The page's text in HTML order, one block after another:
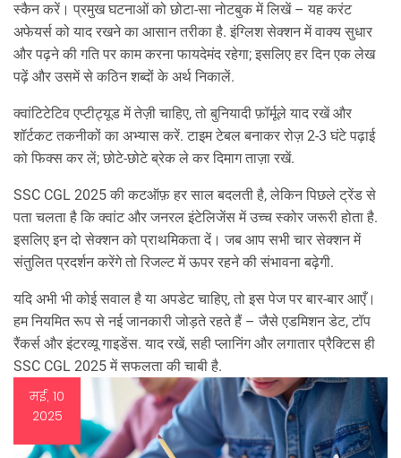
स्कैन करें। प्रमुख घटनाओं को छोटा-सा नोटबुक में लिखें – यह करंट
अफेयर्स को याद रखने का आसान तरीका है. इंग्लिश सेक्शन में वाक्य सुधार
और पढ़ने की गति पर काम करना फायदेमंद रहेगा; इसलिए हर दिन एक लेख
पढ़ें और उसमें से कठिन शब्दों के अर्थ निकालें.
क्वांटिटेटिव एप्टीट्यूड में तेज़ी चाहिए, तो बुनियादी फ़ॉर्मूले याद रखें और
शॉर्टकट तकनीकों का अभ्यास करें. टाइम टेबल बनाकर रोज़ 2‑3 घंटे पढ़ाई
को फिक्स कर लें; छोटे-छोटे ब्रेक ले कर दिमाग ताज़ा रखें.
SSC CGL 2025 की कटऑफ़ हर साल बदलती है, लेकिन पिछले ट्रेंड से
पता चलता है कि क्वांट और जनरल इंटेलिजेंस में उच्च स्कोर जरूरी होता है.
इसलिए इन दो सेक्शन को प्राथमिकता दें। जब आप सभी चार सेक्शन में
संतुलित प्रदर्शन करेंगे तो रिजल्ट में ऊपर रहने की संभावना बढ़ेगी.
यदि अभी भी कोई सवाल है या अपडेट चाहिए, तो इस पेज पर बार‑बार आएँ।
हम नियमित रूप से नई जानकारी जोड़ते रहते हैं – जैसे एडमिशन डेट, टॉप
रैंकर्स और इंटरव्यू गाइडेंस. याद रखें, सही प्लानिंग और लगातार प्रैक्टिस ही
SSC CGL 2025 में सफलता की चाबी है.
मई, 10
2025